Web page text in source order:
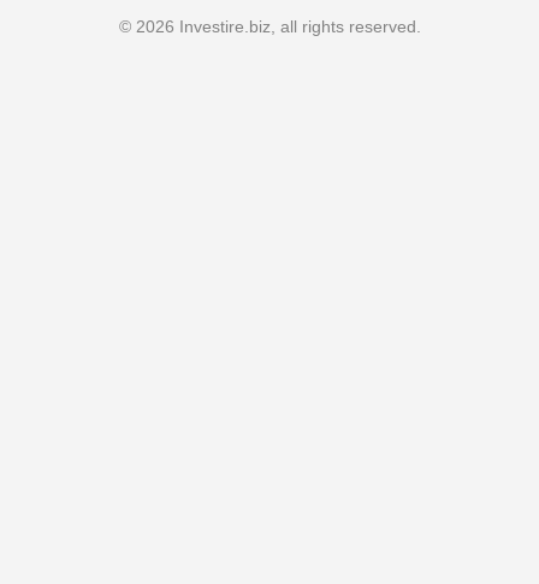
© 2026 Investire.biz, all rights reserved.